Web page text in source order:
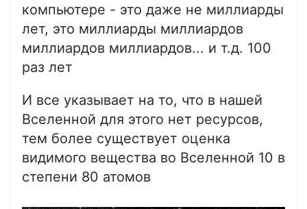
компьютере - это даже не миллиарды
лет, это миллиарды миллиардов
миллиардов миллиардов... и т.д. 100
раз лет
И все указывает на то, что в нашей
Вселенной для этого нет ресурсов,
тем более существует оценка
видимого вещества во Вселенной 10 в
степени 80 атомов